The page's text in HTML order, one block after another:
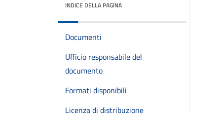
INDICE DELLA PAGINA
Documenti
Ufficio responsabile del
documento
Formati disponibili
Licenza di distribuzione